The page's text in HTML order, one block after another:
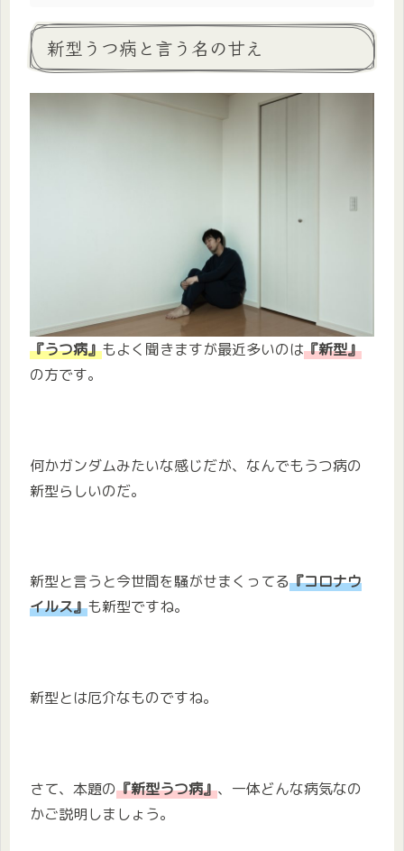
新型うつ病と言う名の甘え
『うつ病』もよく聞きますが最近多いのは『新型』
の方です。
何かガンダムみたいな感じだが、なんでもうつ病の
新型らしいのだ。
新型と言うと今世間を騒がせまくってる『コロナウ
イルス』も新型ですね。
新型とは厄介なものですね。
さて、本題の『新型うつ病』、一体どんな病気なの
かご説明しましょう。